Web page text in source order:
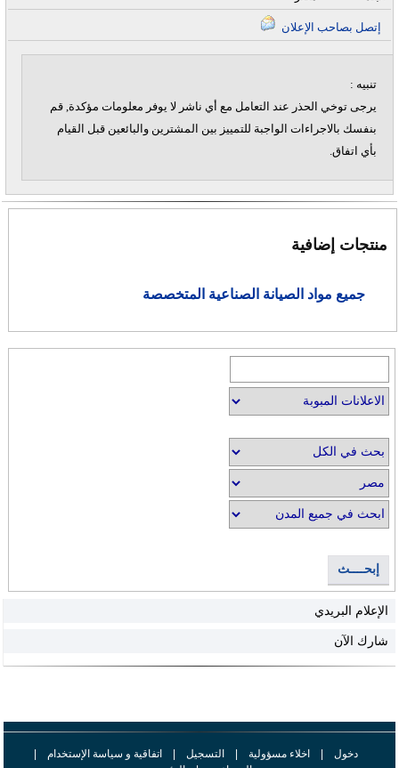
تنبيه :
يرجى توخي الحذر عند التعامل مع أي ناشر لا يوفر معلومات مؤكدة, قم
بنفسك بالاجراءات الواجبة للتمييز بين المشترين والبائعين قبل القيام
بأي اتفاق.
منتجات إضافية
جميع مواد الصيانة الصناعية المتخصصة
إبحــــث
الإعلام البريدي
شارك الآن
دخول | اخلاء مسؤولية | التسجيل | اتفاقية و سياسة الإستخدام
|